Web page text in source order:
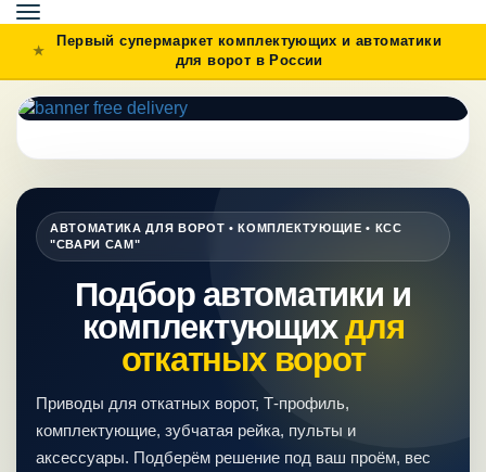
Toggle
navigation
Первый супермаркет комплектующих и автоматики
для ворот в России
АВТОМАТИКА ДЛЯ ВОРОТ • КОМПЛЕКТУЮЩИЕ • КСС
"СВАРИ САМ"
Подбор автоматики и
комплектующихдля
откатных ворот
Приводы для откатных ворот, Т-профиль,
комплектующие, зубчатая рейка, пульты и
аксессуары. Подберём решение под ваш проём, вес